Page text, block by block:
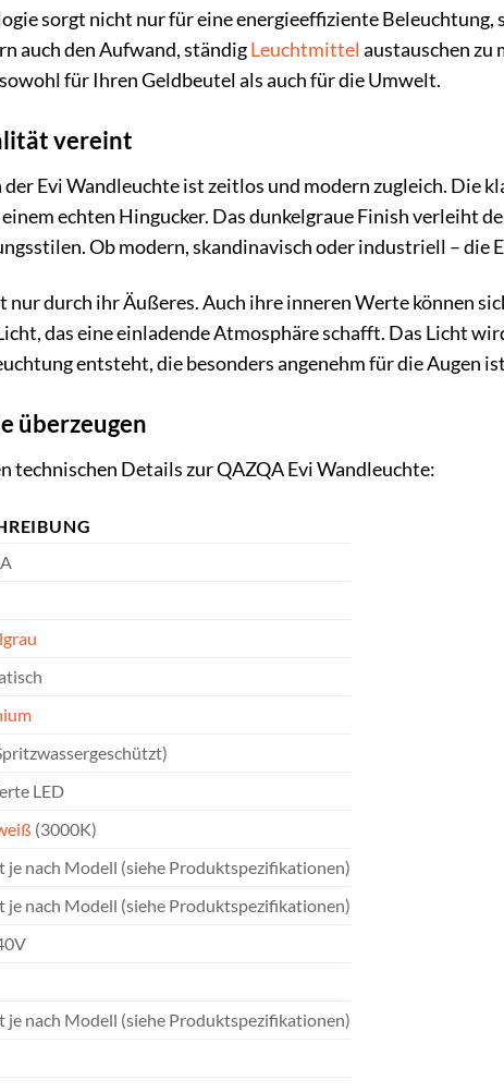
sorgt nicht nur für eine energieeffiziente Beleuchtung,
auch den Aufwand, ständigLeuchtmittel austauschen zu
für Ihren Geldbeutel als auch für die Umwelt.
vereint
Evi Wandleuchte ist zeitlos und modern zugleich. Die
echten Hingucker. Das dunkelgraue Finish verleiht
Ob modern, skandinavisch oder industriell – die
nur durch ihr Äußeres. Auch ihre inneren Werte können
das eine einladende Atmosphäre schafft. Das Licht
entsteht, die besonders angenehm für die Augen
überzeugen
technischen Details zur QAZQA Evi Wandleuchte:
LED
(3000K)
je nach Modell (siehe Produktspezifikationen)
je nach Modell (siehe Produktspezifikationen)
je nach Modell (siehe Produktspezifikationen)